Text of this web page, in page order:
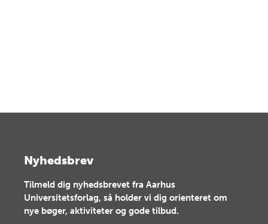
Nyhedsbrev
Tilmeld dig nyhedsbrevet fra Aarhus
Universitetsforlag, så holder vi dig orienteret om
nye bøger, aktiviteter og gode tilbud.